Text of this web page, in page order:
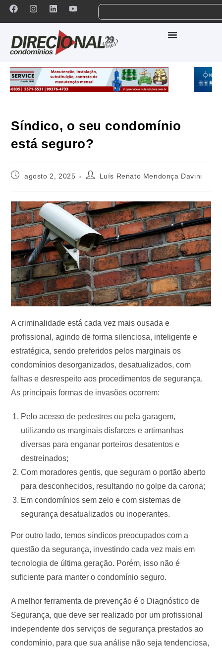
Síndico, o seu condomínio
está seguro?
agosto 2, 2025 Luís Renato Mendonça Davini
A criminalidade está cada vez mais ousada e
profissional, agindo de forma silenciosa, inteligente e
estratégica, sendo preferidos pelos marginais os
condomínios desorganizados, desatualizados, com
falhas e desrespeito aos procedimentos de segurança.
As principais formas de invasões ocorrem:
Pelo acesso de pedestres ou pela garagem,
utilizando os marginais disfarces e artimanhas
diversas para enganar porteiros desatentos e
destreinados;
Com moradores gentis, que seguram o portão aberto
para desconhecidos, resultando no golpe da carona;
Em condomínios sem zelo e com sistemas de
segurança desatualizados ou inoperantes.
Por outro lado, temos síndicos preocupados com a
questão da segurança, investindo cada vez mais em
tecnologia de última geração. Porém, isso não é
suficiente para manter o condomínio seguro.
A melhor ferramenta de prevenção é o Diagnóstico de
Segurança, que deve ser realizado por um profissional
independente dos serviços de segurança prestados ao
condomínio, para que sua análise não seja tendenciosa,